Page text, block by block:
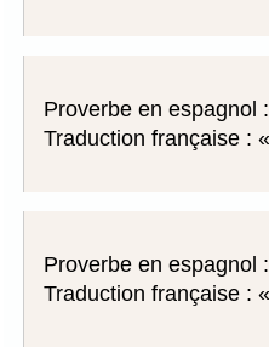
Proverbe en espagnol :
Traduction française :
Proverbe en espagnol :
Traduction française :